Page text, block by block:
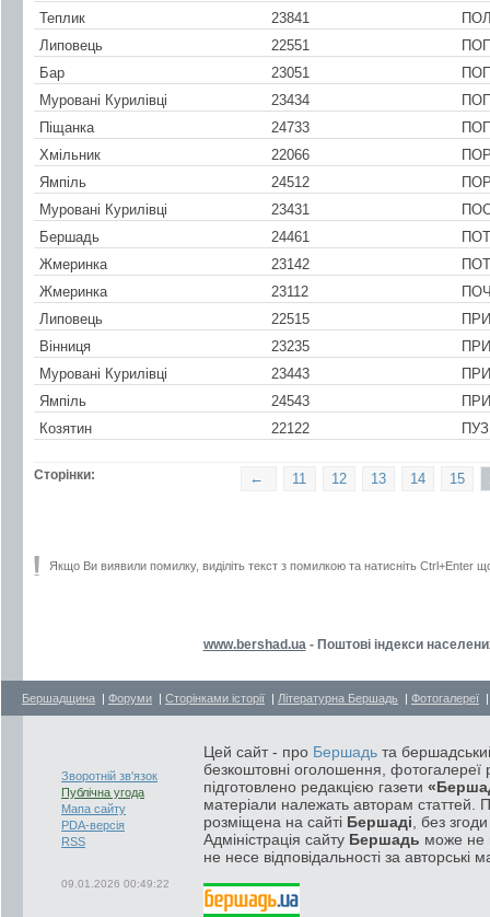
Теплик
23841
Липовець
22551
Бар
23051
Муровані Курилівці
23434
Піщанка
24733
Хмільник
22066
Ямпіль
24512
Муровані Курилівці
23431
Бершадь
24461
Жмеринка
23142
Жмеринка
23112
Липовець
22515
Вінниця
23235
Муровані Курилівці
23443
Ямпіль
24543
Козятин
22122
Сторінки: 15
14
13
12
11
←
Якщо Ви виявили помилку, виділіть текст з помилкою та натисніть Ctrl+Enter
www.bershad.ua - Поштові індекси
Бершадщина | Форуми | Сторінками історії | Літературна Бершадь | Фотогалереї
Зворотній зв'язок
Публічна угода
Мапа сайту
PDA-версія
RSS
09.01.2026 00:49:22
Цей сайт - про Бершадь та
безкоштовні оголошення, фотогалереї
підготовлено редакцією газети
матеріали належать авторам статтей.
розміщена на сайті Бершаді , без
Адміністрація сайту Бершадь може не
не несе відповідальності за авторські